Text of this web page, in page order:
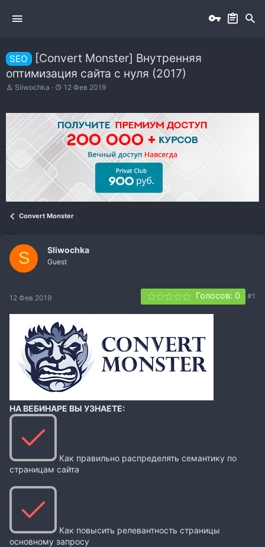
SEO
[Convert Monster] Внутренняя
оптимизация сайта с нуля (2017)
А
о
р
т
е
Sliwochka
Д
а
н
а
ч
а
12 Фев 2019
Convert Monster
S Sliwochka
Guest
12 Фев 2019 Голосов: 0 #1
НА ВЕБИНАРЕ ВЫ УЗНАЕТЕ:
Как правильно распределять семантику по
страницам сайта
Как повысить релевантность страницы
основному запросу